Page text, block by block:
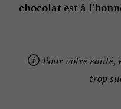
chocolat est à
Pour votre santé,
trop